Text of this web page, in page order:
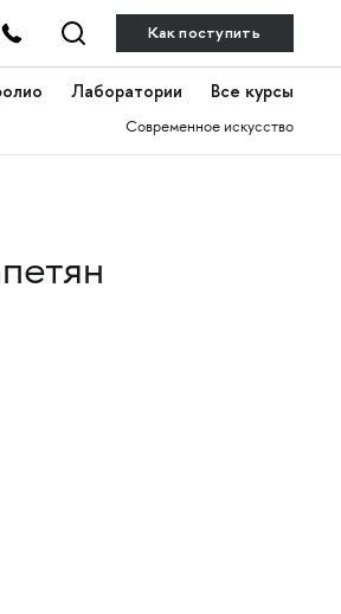
Как поступить
Лаборатории Все курсы
Современное искусство